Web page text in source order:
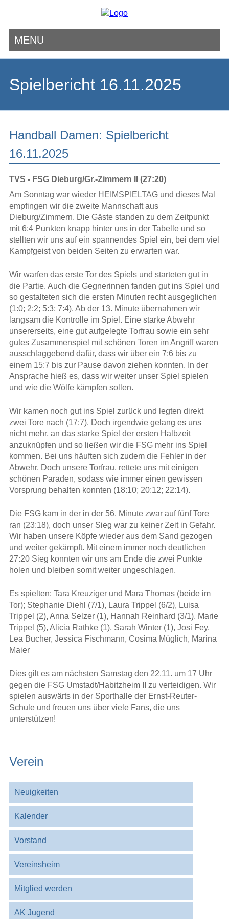
MENU
Spielbericht 16.11.2025
Handball Damen: Spielbericht
16.11.2025
TVS - FSG Dieburg/Gr.-Zimmern II (27:20)
Am Sonntag war wieder HEIMSPIELTAG und dieses Mal
empfingen wir die zweite Mannschaft aus
Dieburg/Zimmern. Die Gäste standen zu dem Zeitpunkt
mit 6:4 Punkten knapp hinter uns in der Tabelle und so
stellten wir uns auf ein spannendes Spiel ein, bei dem viel
Kampfgeist von beiden Seiten zu erwarten war.
Wir warfen das erste Tor des Spiels und starteten gut in
die Partie. Auch die Gegnerinnen fanden gut ins Spiel und
so gestalteten sich die ersten Minuten recht ausgeglichen
(1:0; 2:2; 5:3; 7:4). Ab der 13. Minute übernahmen wir
langsam die Kontrolle im Spiel. Eine starke Abwehr
unsererseits, eine gut aufgelegte Torfrau sowie ein sehr
gutes Zusammenspiel mit schönen Toren im Angriff waren
ausschlaggebend dafür, dass wir über ein 7:6 bis zu
einem 15:7 bis zur Pause davon ziehen konnten. In der
Ansprache hieß es, dass wir weiter unser Spiel spielen
und wie die Wölfe kämpfen sollen.
Wir kamen noch gut ins Spiel zurück und legten direkt
zwei Tore nach (17:7). Doch irgendwie gelang es uns
nicht mehr, an das starke Spiel der ersten Halbzeit
anzuknüpfen und so ließen wir die FSG mehr ins Spiel
kommen. Bei uns häuften sich zudem die Fehler in der
Abwehr. Doch unsere Torfrau, rettete uns mit einigen
schönen Paraden, sodass wie immer einen gewissen
Vorsprung behalten konnten (18:10; 20:12; 22:14).
Die FSG kam in der in der 56. Minute zwar auf fünf Tore
ran (23:18), doch unser Sieg war zu keiner Zeit in Gefahr.
Wir haben unsere Köpfe wieder aus dem Sand gezogen
und weiter gekämpft. Mit einem immer noch deutlichen
27:20 Sieg konnten wir uns am Ende die zwei Punkte
holen und bleiben somit weiter ungeschlagen.
Es spielten: Tara Kreuziger und Mara Thomas (beide im
Tor); Stephanie Diehl (7/1), Laura Trippel (6/2), Luisa
Trippel (2), Anna Selzer (1), Hannah Reinhard (3/1), Marie
Trippel (5), Alicia Rathke (1), Sarah Winter (1), Josi Fey,
Lea Bucher, Jessica Fischmann, Cosima Müglich, Marina
Maier
Dies gilt es am nächsten Samstag den 22.11. um 17 Uhr
gegen die FSG Umstadt/Habitzheim II zu verteidigen. Wir
spielen auswärts in der Sporthalle der Ernst-Reuter-
Schule und freuen uns über viele Fans, die uns
unterstützen!
Verein
überspringen
Neuigkeiten
Kalender
Vorstand
Vereinsheim
Mitglied werden
AK Jugend